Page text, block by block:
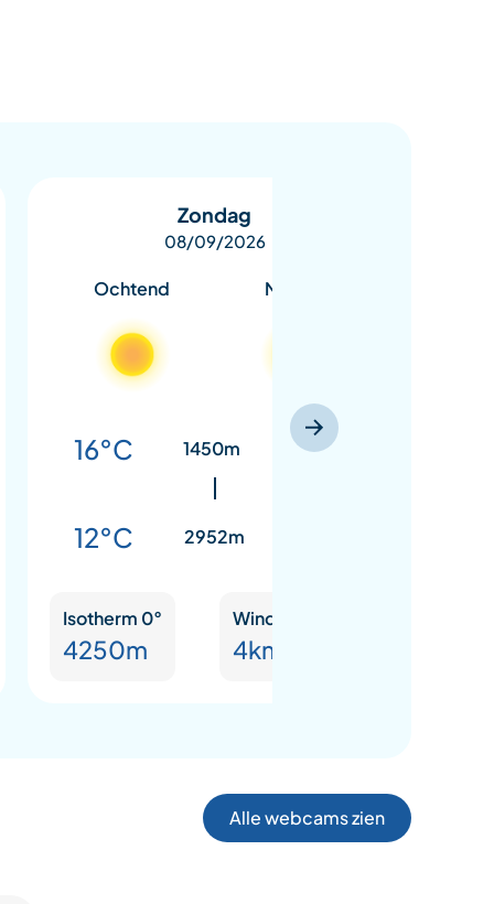
Zondag
08/09/2026
Ochtend Middag
16°C 1450m 26°C
12°C 2952m
Isotherm 0°
4250m
Wind op hoogte
4km/h
Alle webcams zien